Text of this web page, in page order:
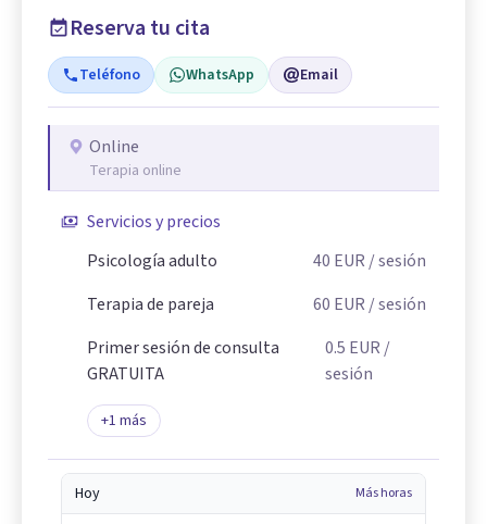
Reserva tu cita
Teléfono WhatsApp Email
Online
Terapia online
Servicios y precios
Psicología adulto
40 EUR / sesión
Terapia de pareja
60 EUR / sesión
Primer sesión de consulta
GRATUITA
0.5 EUR /
sesión
+1 más
Hoy Más horas